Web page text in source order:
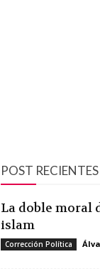
POST RECIENTES
La doble moral
islam
Corrección Política